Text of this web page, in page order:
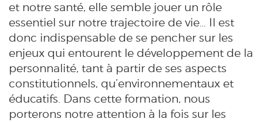
et notre santé, elle semble jouer un rôle
essentiel sur notre trajectoire de vie… Il est
donc indispensable de se pencher sur les
enjeux qui entourent le développement de la
personnalité, tant à partir de ses aspects
constitutionnels, qu’environnementaux et
éducatifs. Dans cette formation, nous
porterons notre attention à la fois sur les